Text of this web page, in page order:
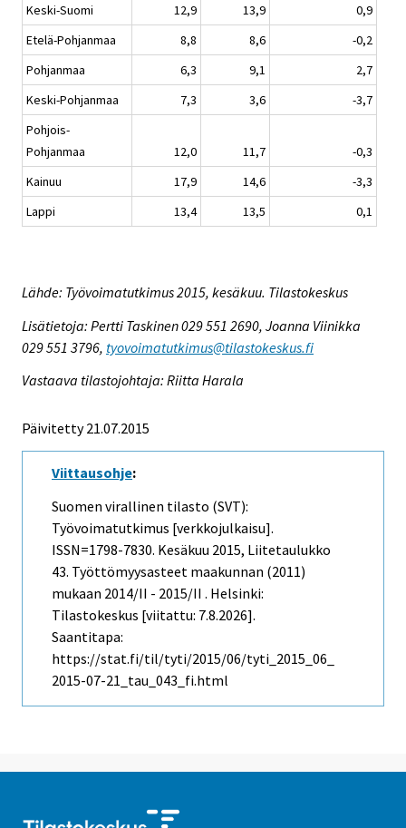
Keski-Suomi
12,9 13,9
0,9
Etelä-Pohjanmaa
8,8 8,6
-0,2
Pohjanmaa
6,3 9,1
2,7
Keski-Pohjanmaa
7,3 3,6
-3,7
Pohjois-
Pohjanmaa
12,0 11,7
-0,3
Kainuu
17,9 14,6
-3,3
Lappi
13,4 13,5 0,1
Lähde: Työvoimatutkimus 2015, kesäkuu. Tilastokeskus
Lisätietoja: Pertti Taskinen 029 551 2690, Joanna Viinikka
029 551 3796, tyovoimatutkimus@tilastokeskus.fi
Vastaava tilastojohtaja: Riitta Harala
Päivitetty 21.07.2015
Viittausohje:
Suomen virallinen tilasto (SVT):
Työvoimatutkimus [verkkojulkaisu].
ISSN=1798-7830. Kesäkuu 2015, Liitetaulukko
43. Työttömyysasteet maakunnan (2011)
mukaan 2014/II - 2015/II . Helsinki:
Tilastokeskus [viitattu: 7.8.2026].
Saantitapa:
https://stat.fi/til/tyti/2015/06/tyti_2015_06_
2015-07-21_tau_043_fi.html